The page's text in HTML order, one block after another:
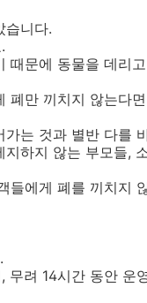
습니다.
때문에 동물을 데리
폐만 끼치지 않는다
는 것과 별반 다를
하지 않는 부모들,
들에게 폐를 끼치지
무려 14시간 동안 운